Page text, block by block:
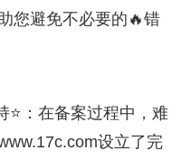
您避免不必要的🔥错
⭐：在备案过程中，难
设立了完